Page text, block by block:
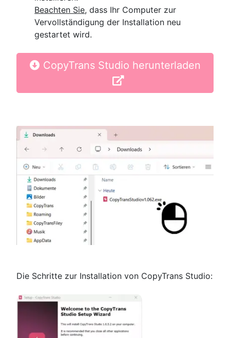
Beachten Sie, dass Ihr Computer zur
Vervollständigung der Installation neu
gestartet wird.
CopyTrans Studio herunterladen
Die Schritte zur Installation von CopyTrans Studio: